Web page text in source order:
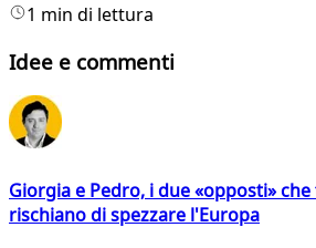
1 min di lettura
Idee e commenti
Giorgia e Pedro, i due «opposti»
rischiano di spezzare l'Europa